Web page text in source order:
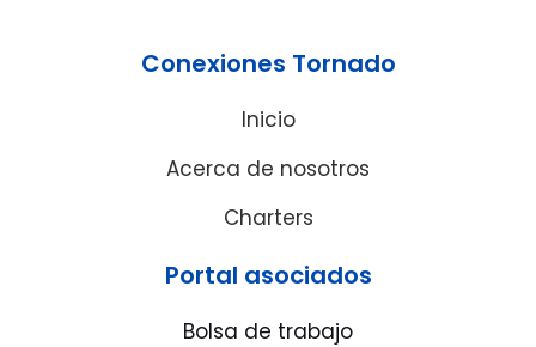
Conexiones Tornado
Inicio
Acerca de nosotros
Charters
Portal asociados
Bolsa de trabajo